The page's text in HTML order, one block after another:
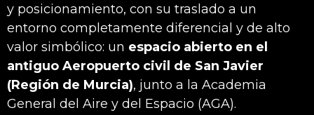
y posicionamiento, con su traslado a un
entorno completamente diferencial y de alto
valor simbólico: un espacio abierto en el
antiguo Aeropuerto civil de San Javier
(Región de Murcia), junto a la Academia
General del Aire y del Espacio (AGA).